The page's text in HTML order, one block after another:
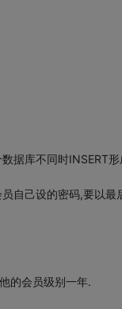
据库不同时INSERT形
自己设的密码,要以最
的会员级别一年.